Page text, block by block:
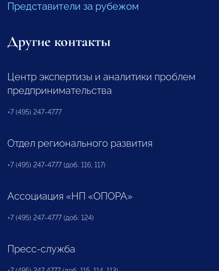
Представители за рубежом
Другие контакты
Центр экспертизы и аналитики проблем
предпринимательства
+7 (495) 247-4777
Отдел регионального развития
+7 (495) 247-4777 (доб. 116, 117)
Ассоциация «НП «ОПОРА»
+7 (495) 247-4777 (доб. 124)
Пресс-служба